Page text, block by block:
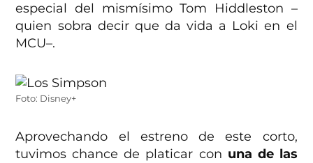
especial del mismísimo Tom Hiddleston –
quien sobra decir que da vida a Loki en el
MCU–.
Foto: Disney+
Aprovechando el estreno de este corto,
tuvimos chance de platicar con una de las